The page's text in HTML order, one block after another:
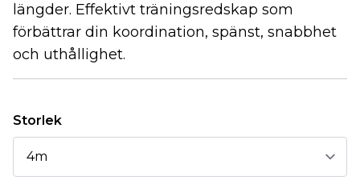
längder. Effektivt träningsredskap som
förbättrar din koordination, spänst, snabbhet
och uthållighet.
Storlek